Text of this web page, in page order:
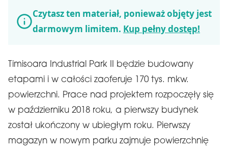
Czytasz ten materiał, ponieważ objęty jest
darmowym limitem. Kup pełny dostęp!
Timisoara Industrial Park II będzie budowany
etapami i w całości zaoferuje 170 tys. mkw.
powierzchni. Prace nad projektem rozpoczęły się
w październiku 2018 roku, a pierwszy budynek
został ukończony w ubiegłym roku. Pierwszy
magazyn w nowym parku zajmuje powierzchnię